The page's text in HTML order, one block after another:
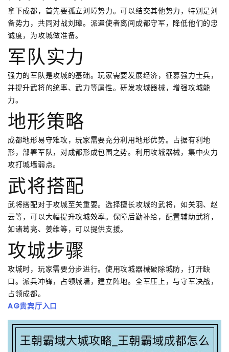
拿下成都，首先要孤立刘璋势力。可以结交其他势力，特别是刘
备势力，共同对战刘璋。派遣使者离间成都守军，降低他们的忠
诚度，为攻城做准备。
军队实力
强力的军队是攻城的基础。玩家需要发展经济，征募强力士兵，
并提升武将的统率、武力等属性。研发攻城器械，增强攻城能
力。
地形策略
成都地形易守难攻，玩家需要充分利用地形优势。占据有利地
形，部署军队，对成都形成包围之势。利用攻城器械，集中火力
攻打城墙弱点。
武将搭配
武将搭配对于攻城至关重要。选择擅长攻城的武将，如关羽、赵
云等，可以大幅提升攻城效率。保障后勤补给，配置辅助武将，
如诸葛亮、姜维等，可以提供支援。
攻城步骤
攻城时，玩家需要分步进行。使用攻城器械破除城防，打开缺
口。派兵冲锋，占领城墙，建立阵地。全军压上，与守军决战，
占领成都。
AG贵宾厅入口